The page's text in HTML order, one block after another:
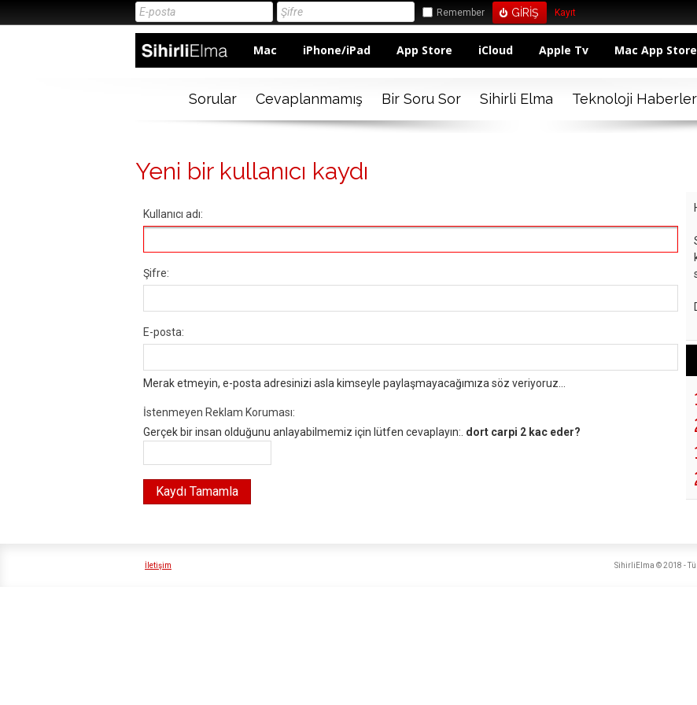
Remember Kayıt
Mac iPhone/iPad App Store iCloud Apple Tv Mac App Store
Sorular Cevaplanmamış Bir Soru Sor Sihirli Elma Teknoloji
Yeni bir kullanıcı kaydı
Kullanıcı adı:
Şifre:
E-posta:
Merak etmeyin, e-posta adresinizi asla kimseyle paylaşmayacağımıza söz veriyoruz...
İstenmeyen Reklam Koruması:
Gerçek bir insan olduğunu anlayabilmemiz için lütfen cevaplayın:. dort carpi 2 kac eder?
İletişim SihirliElma © 2018 -